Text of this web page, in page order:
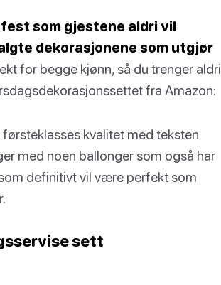
som gjestene aldri vil
dekorasjonene som utgjør
for begge kjønn, så du trenger aldri
fra Amazon:
kvalitet med teksten
med noen ballonger som også har
definitivt vil være perfekt som
sett